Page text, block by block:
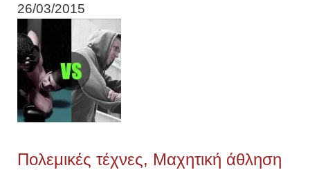
26/03/2015
Πολεμικές τέχνες, Μαχητική άθληση